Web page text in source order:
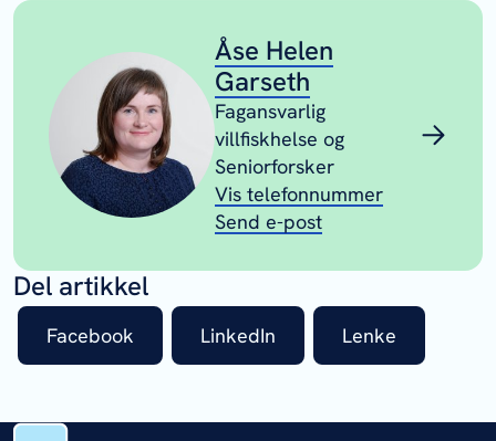
Åse Helen
Garseth
Fagansvarlig
villfiskhelse og
Seniorforsker
Vis telefonnummer
Send e-post
Del artikkel
Facebook LinkedIn Lenke